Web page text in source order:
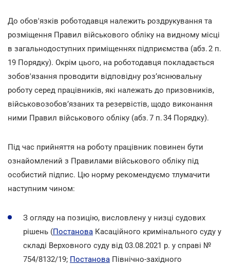
До обов'язків роботодавця належить роздрукування та
розміщення Правил військового обліку на видному місці
в загальнодоступних приміщеннях підприємства (абз. 2 п.
19 Порядку). Окрім цього, на роботодавця покладається
зобов'язання проводити відповідну роз’яснювальну
роботу серед працівників, які належать до призовників,
військовозобов’язаних та резервістів, щодо виконання
ними Правил військового обліку (абз. 7 п. 34 Порядку).
Під час прийняття на роботу працівник повинен бути
ознайомлений з Правилами військового обліку під
особистий підпис. Цю норму рекомендуємо тлумачити
наступним чином:
З огляду на позицію, висловлену у низці судових
рішень (Постанова Касаційного кримінального суду у
складі Верховного суду від 03.08.2021 р. у справі №
754/8132/19; Постанова Північно-західного